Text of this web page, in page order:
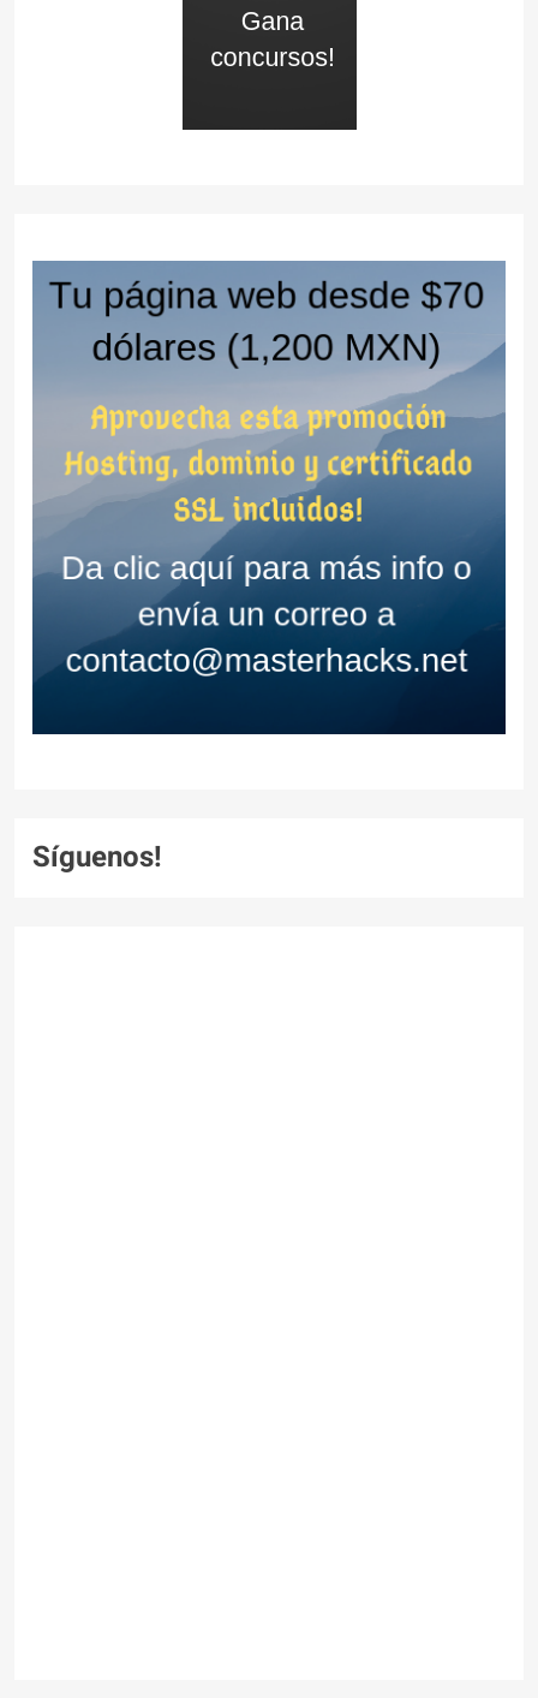
Síguenos!